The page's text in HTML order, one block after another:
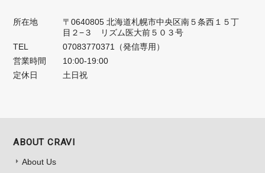
所在地
〒0640805 北海道札幌市中央区南５条西１５丁
目２−３ リズム医大前５０３号
TEL
07083770371（発信専用）
営業時間
10:00-19:00
定休日
土日祝
ABOUT CRAVI
About Us